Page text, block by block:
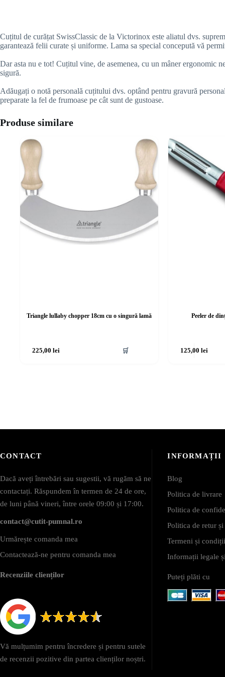
Cuțitul de curățat SwissClassic de la Victorinox este aliatul dvs.
garantează felii curate și uniforme. Lama sa special concepută vă
Dar asta nu e tot! Cuțitul vine, de asemenea, cu un mâner ergonomic
sigură.
Adăugați o notă personală cuțitului dvs. optând pentru gravură
preparate la fel de frumoase pe cât sunt de gustoase.
Produse similare
Triangle lullaby chopper 18cm cu o singură lamă
225,00lei 🛒
Peeler de
125,00lei
CONTACT
Dacă aveți întrebări sau sugestii, vă rugăm să ne
contactați. Răspundem în termen de 24 de ore,
de luni până vineri, între orele 09:00 și 17:00.
contact@cutit-pumnal.ro
Urmărește comanda mea
Contactează-ne pentru comanda mea
Recenziile clienților
Vă mulțumim pentru încredere și pentru sutele
de recenzii pozitive din partea clienților noștri.
INFORMAȚII
Blog
Politica de livrare
Politica de
Politica de retur
Termeni și
Informații legale
Puteți plăti cu